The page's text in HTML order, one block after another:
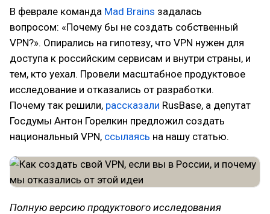
В феврале команда Mad Brains задалась
вопросом: «Почему бы не создать собственный
VPN?». Опирались на гипотезу, что VPN нужен для
доступа к российским сервисам и внутри страны, и
тем, кто уехал. Провели масштабное продуктовое
исследование и отказались от разработки.
Почему так решили, рассказали RusBase, а депутат
Госдумы Антон Горелкин предложил создать
национальный VPN, ссылаясь на нашу статью.
Полную версию продуктового исследования